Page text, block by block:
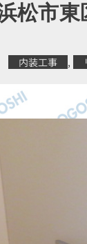
市
内装工事 ,